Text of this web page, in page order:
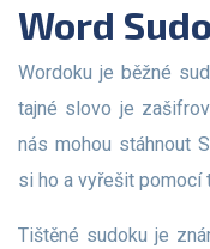
Word
Wordoku je běžné sudoku se standardními pravidly, pouze
tajné slovo je
nás mohou stáhnout
si ho a vyřešit pomocí
Tištěné sudoku je známé pro starší lidi, pro ty, kteří neradi